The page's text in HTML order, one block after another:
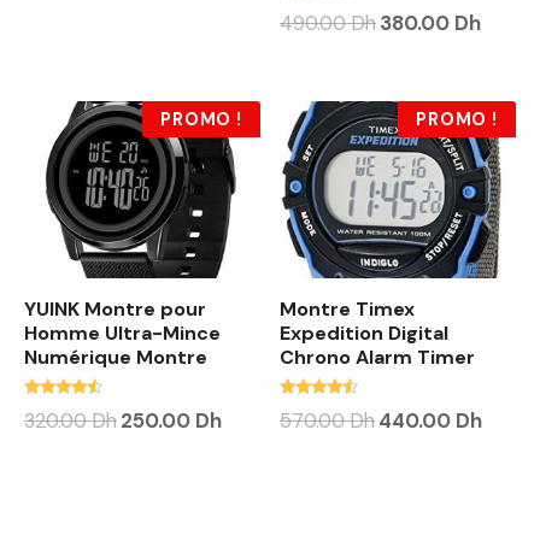
4.50
490.00Dh380.00 Dh
PROMO !
YUINK Montre pour
Homme Ultra-Mince
Numérique Montre
4.25
320.00Dh250.00 Dh
PROMO !
Montre Timex
Expedition Digital
Chrono Alarm Timer
4.25
570.00Dh440.00 Dh